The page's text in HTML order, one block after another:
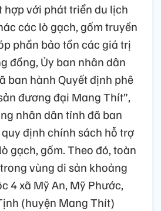
hợp với phát triển du lịch
các lò gạch, gốm truyền
phần bảo tồn các giá trị
đồng, Ủy ban nhân dân
ban hành Quyết định phê
đương đại Mang Thít”,
nhân dân tỉnh đã ban
định chính sách hỗ trợ
gạch, gốm. Theo đó, toàn
vùng di sản khoảng
4 xã Mỹ An, Mỹ Phước,
(huyện Mang Thít)